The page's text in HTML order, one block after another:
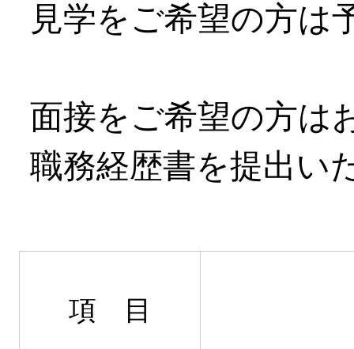
見学をご希望の方は
面接をご希望の方は
職務経歴書を提出い
項 目